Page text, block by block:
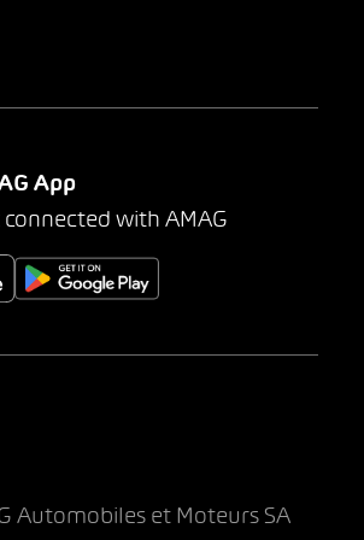
App
connected with AMAG
Automobiles et Moteurs SA